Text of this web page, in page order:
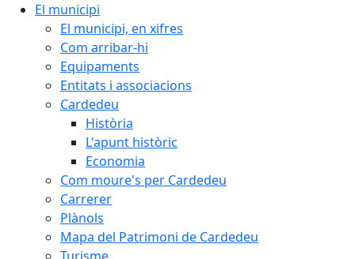
El municipi
El municipi, en xifres
Com arribar-hi
Equipaments
Entitats i associacions
Cardedeu
Història
L'apunt històric
Economia
Com moure's per Cardedeu
Carrerer
Plànols
Mapa del Patrimoni de Cardedeu